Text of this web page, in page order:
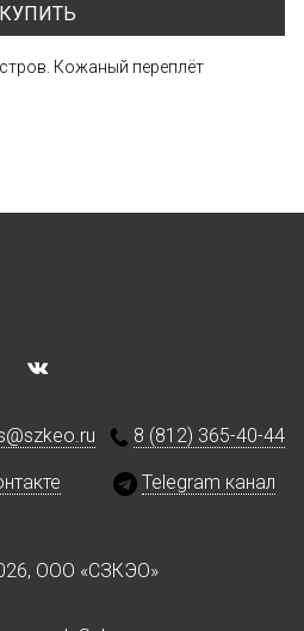
КУПИТЬ
Кожаный переплёт
8 (812) 365-40-44
Telegram канал
ООО «СЗКЭО»